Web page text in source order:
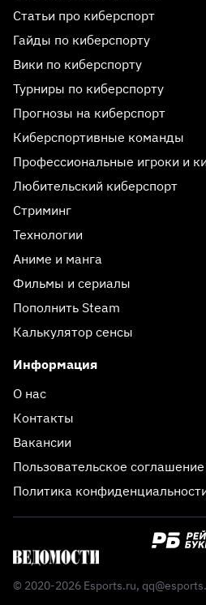
Статьи про киберспорт
Гайды по киберспорту
Вики по киберспорту
Турниры по киберспорту
Прогнозы на киберспорт
Киберспортивные команды
Профессиональные игроки и
Любительский киберспорт
Стриминг
Технологии
Аниме и манга
Фильмы и сериалы
Пополнить Steam
Калькулятор сенсы
Информация
О нас
Контакты
Вакансии
Пользовательское соглашение
Политика
© 2020-2026 Esports.ru,